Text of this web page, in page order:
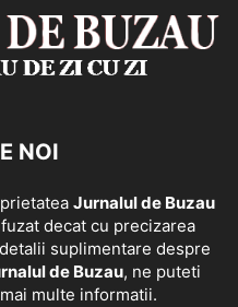
NOI
Jurnalul de Buzau
decat cu precizarea
suplimentare despre
de Buzau, ne puteti
multe informatii.